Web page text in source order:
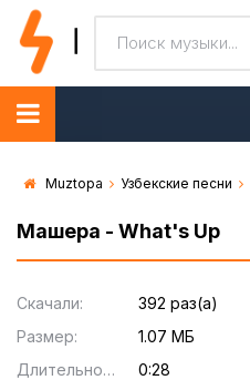
Muztopa Узбекские песни
Машера - What's Up
Скачали:
392 раз(а)
Размер:
1.07 МБ
Длительность:
0:28